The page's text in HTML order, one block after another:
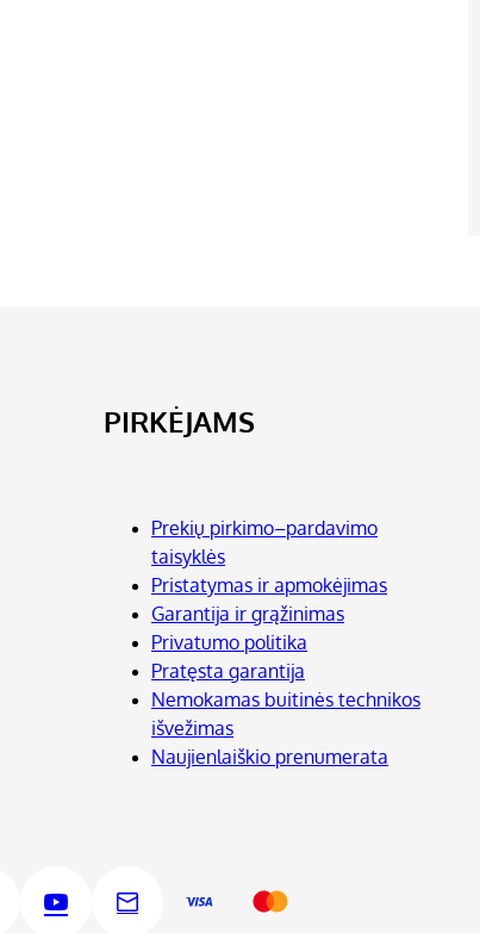
PIRKĖJAMS
Prekių pirkimo–pardavimo
taisyklės
Pristatymas ir apmokėjimas
Garantija ir grąžinimas
Privatumo politika
Pratęsta garantija
Nemokamas buitinės technikos
išvežimas
Naujienlaiškio prenumerata